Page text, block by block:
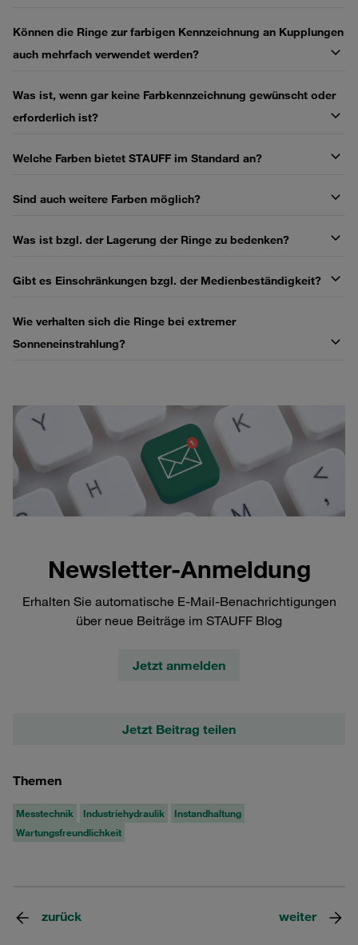
Können die Ringe zur farbigen Kennzeichnung an Kupplungen
auch mehrfach verwendet werden?
Was ist, wenn gar keine Farbkennzeichnung gewünscht oder
erforderlich ist?
Welche Farben bietet STAUFF im Standard an?
Sind auch weitere Farben möglich?
Was ist bzgl. der Lagerung der Ringe zu bedenken?
Gibt es Einschränkungen bzgl. der Medienbeständigkeit?
Wie verhalten sich die Ringe bei extremer
Sonneneinstrahlung?
Newsletter-Anmeldung
Erhalten Sie automatische E-Mail-Benachrichtigungen
über neue Beiträge im STAUFF Blog
Jetzt anmelden
Jetzt Beitrag teilen
Themen
Messtechnik Industriehydraulik
Instandhaltung
Wartungsfreundlichkeit
zurück weiter